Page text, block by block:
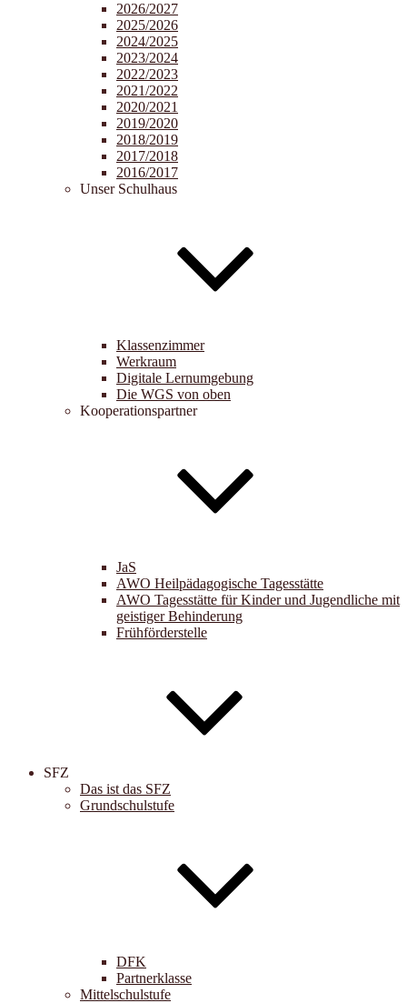
2026/2027
2025/2026
2024/2025
2023/2024
2022/2023
2021/2022
2020/2021
2019/2020
2018/2019
2017/2018
2016/2017
Unser Schulhaus
Klassenzimmer
Werkraum
Digitale Lernumgebung
Die WGS von oben
Kooperationspartner
JaS
AWO Heilpädagogische Tagesstätte
AWO Tagesstätte für Kinder und Jugendliche mit
geistiger Behinderung
Frühförderstelle
SFZ
Das ist das SFZ
Grundschulstufe
DFK
Partnerklasse
Mittelschulstufe